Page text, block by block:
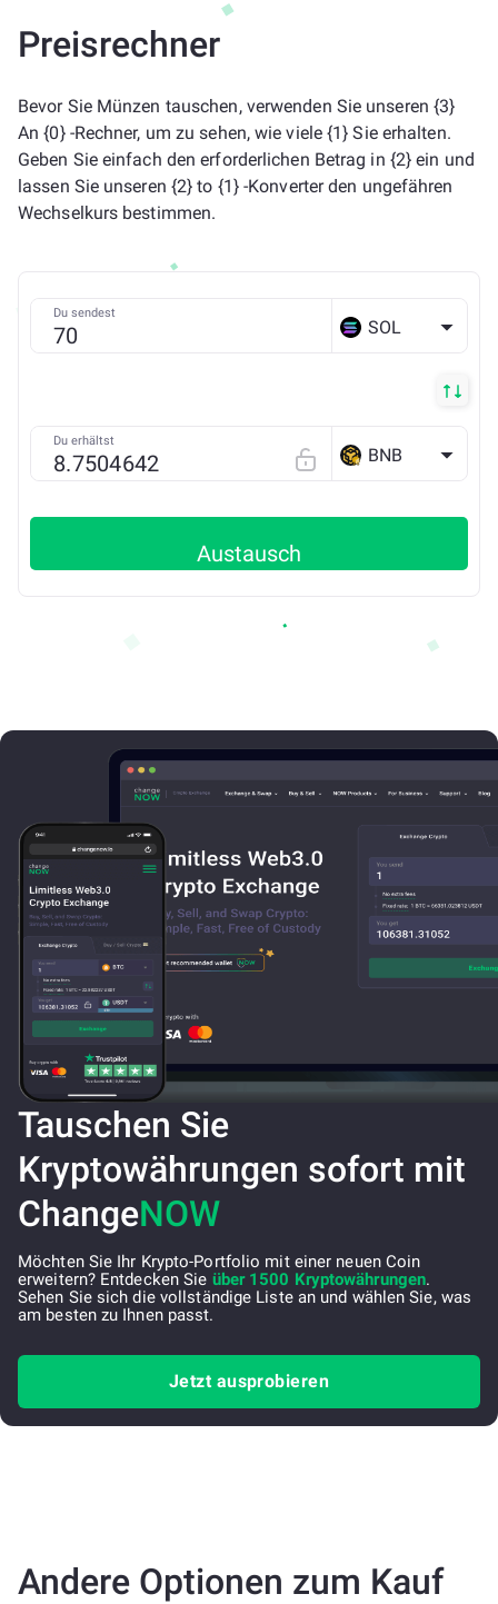
Preisrechner
Bevor Sie Münzen tauschen, verwenden Sie unseren {3}
An {0} -Rechner, um zu sehen, wie viele {1} Sie erhalten.
Geben Sie einfach den erforderlichen Betrag in {2} ein und
lassen Sie unseren {2} to {1} -Konverter den ungefähren
Wechselkurs bestimmen.
Du sendest
SOL
Du erhältst
BNB
Austausch
Tauschen Sie
Kryptowährungen sofort mit
ChangeNOW
Möchten Sie Ihr Krypto-Portfolio mit einer neuen Coin
erweitern? Entdecken Sie über 1500 Kryptowährungen.
Sehen Sie sich die vollständige Liste an und wählen Sie, was
am besten zu Ihnen passt.
Jetzt ausprobieren
Andere Optionen zum Kauf